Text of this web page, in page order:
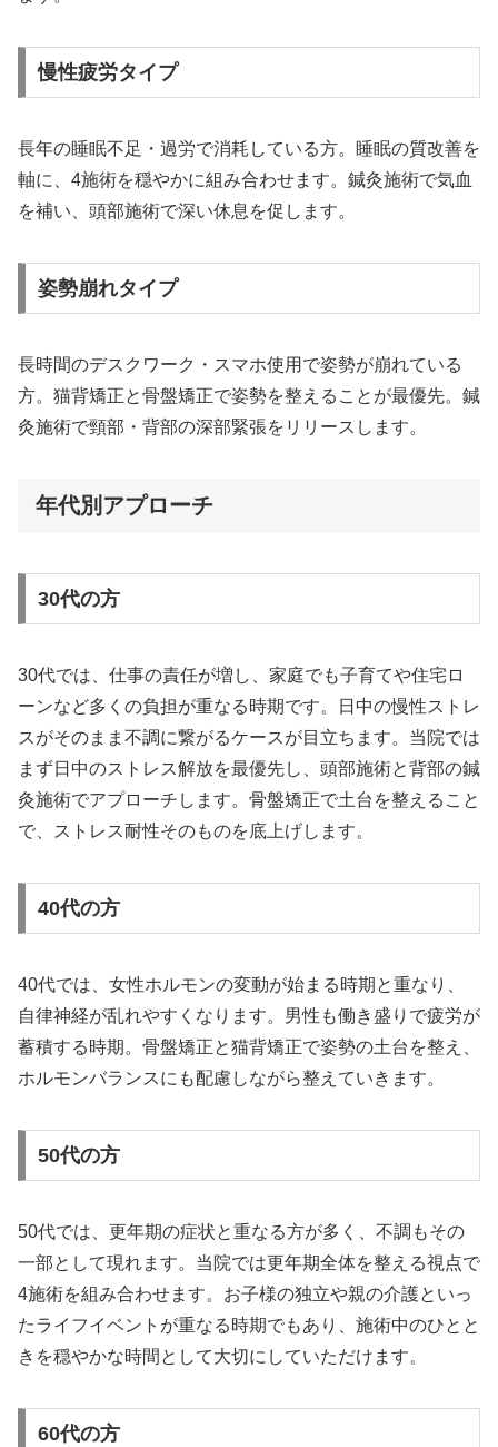
慢性疲労タイプ
長年の睡眠不足・過労で消耗している方。睡眠の質改善を
軸に、4施術を穏やかに組み合わせます。鍼灸施術で気血
を補い、頭部施術で深い休息を促します。
姿勢崩れタイプ
長時間のデスクワーク・スマホ使用で姿勢が崩れている
方。猫背矯正と骨盤矯正で姿勢を整えることが最優先。鍼
灸施術で頸部・背部の深部緊張をリリースします。
年代別アプローチ
30代の方
30代では、仕事の責任が増し、家庭でも子育てや住宅ロ
ーンなど多くの負担が重なる時期です。日中の慢性ストレ
スがそのまま不調に繋がるケースが目立ちます。当院では
まず日中のストレス解放を最優先し、頭部施術と背部の鍼
灸施術でアプローチします。骨盤矯正で土台を整えること
で、ストレス耐性そのものを底上げします。
40代の方
40代では、女性ホルモンの変動が始まる時期と重なり、
自律神経が乱れやすくなります。男性も働き盛りで疲労が
蓄積する時期。骨盤矯正と猫背矯正で姿勢の土台を整え、
ホルモンバランスにも配慮しながら整えていきます。
50代の方
50代では、更年期の症状と重なる方が多く、不調もその
一部として現れます。当院では更年期全体を整える視点で
4施術を組み合わせます。お子様の独立や親の介護といっ
たライフイベントが重なる時期でもあり、施術中のひとと
きを穏やかな時間として大切にしていただけます。
60代の方